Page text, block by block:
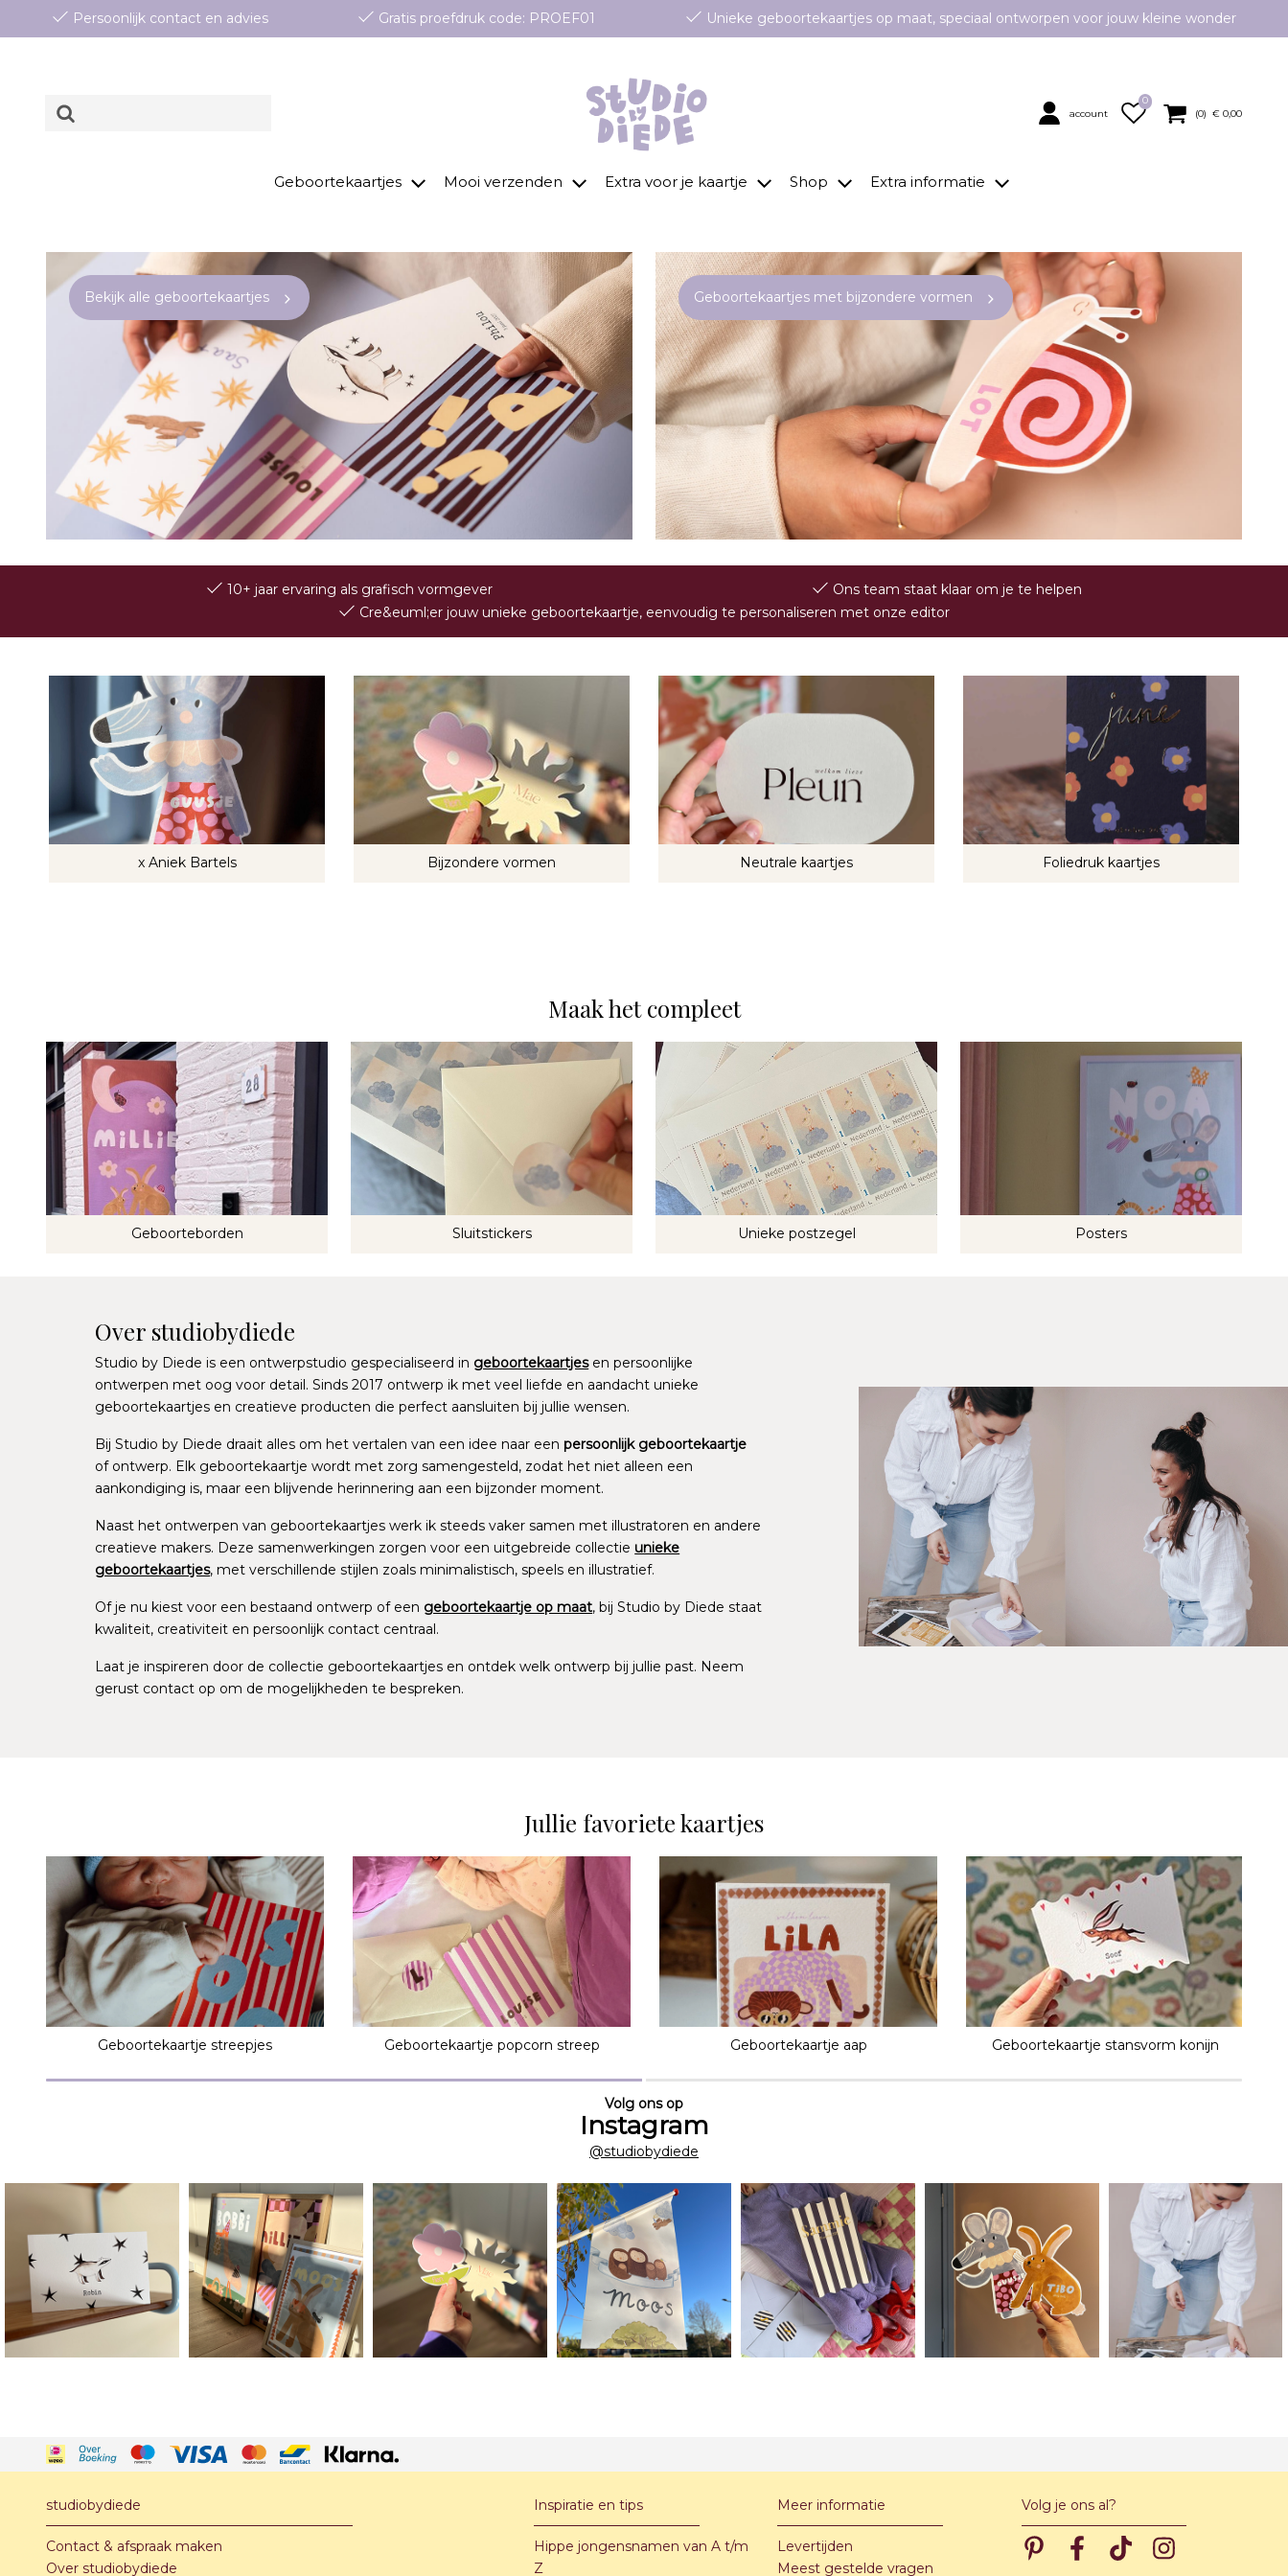
Persoonlijk contact en advies Gratis proefdruk code: PROEF01 Unieke geboortekaartjes op maat, speciaal ontworpen voor jouw kleine wonder
account
0
(0) € 0,00
Geboortekaartjes Mooi verzenden Extra voor je kaartje Shop Extra informatie
Bekijk alle geboortekaartjes Geboortekaartjes met bijzondere vormen
10+ jaar ervaring als grafisch vormgever
Ons team staat klaar om je te helpen
Cre&euml;er jouw unieke geboortekaartje, eenvoudig te personaliseren met onze editor
x Aniek Bartels Bijzondere vormen Neutrale kaartjes Foliedruk kaartjes
Maak het compleet
Geboorteborden Sluitstickers Unieke postzegel Posters
Over studiobydiede
Studio by Diede is een ontwerpstudio gespecialiseerd in geboortekaartjesen persoonlijke
ontwerpen met oog voor detail. Sinds 2017 ontwerp ik met veel liefde en aandacht unieke
geboortekaartjes en creatieve producten die perfect aansluiten bij jullie wensen.
Bij Studio by Diede draait alles om het vertalen van een idee naar eenpersoonlijk geboortekaartje
of ontwerp. Elk geboortekaartje wordt met zorg samengesteld, zodat het niet alleen een
aankondiging is, maar een blijvende herinnering aan een bijzonder moment.
Naast het ontwerpen van geboortekaartjes werk ik steeds vaker samen met illustratoren en andere
creatieve makers. Deze samenwerkingen zorgen voor een uitgebreide collectie unieke
geboortekaartjes, met verschillende stijlen zoals minimalistisch, speels en illustratief.
Of je nu kiest voor een bestaand ontwerp of een geboortekaartje op maat, bij Studio by Diede staat
kwaliteit, creativiteit en persoonlijk contact centraal.
Laat je inspireren door de collectie geboortekaartjes en ontdek welk ontwerp bij jullie past. Neem
gerust contact op om de mogelijkheden te bespreken.
Jullie favoriete kaartjes
Geboortekaartje streepjes Geboortekaartje popcorn streep Geboortekaartje aap Geboortekaartje stansvorm konijn
Volg ons op
Instagram
@studiobydiede
studiobydiede
Contact & afspraak maken
Over studiobydiede
Inspiratie en tips
Hippe jongensnamen van A t/m
Z
Meer informatie
Levertijden
Meest gestelde vragen
Volg je ons al?
PinterestPinterestPinterestPinterest